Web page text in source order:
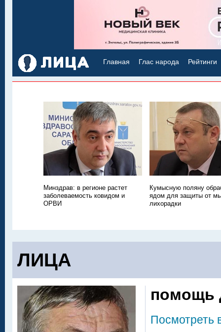
Главная Глас народа Рейтинги
Минздрав: в регионе растет
заболеваемость ковидом и
ОРВИ
Кумысную поляну
ядом для защиты от
лихорадки
ЛИЦА
помощь
Посмотреть